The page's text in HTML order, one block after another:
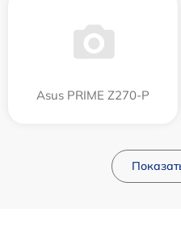
Asus PRIME Z270-P